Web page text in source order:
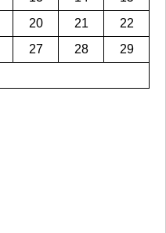
20 21
22
27 28
29